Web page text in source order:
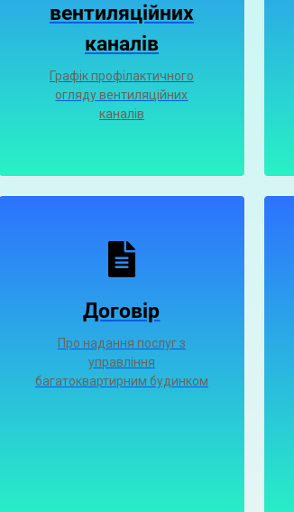
вентиляційних
каналiв
Графiк профiлактичного
огляду вентиляцiйних
каналiв
Договір
Про надання послуг з
управління
багатоквартирним будинком